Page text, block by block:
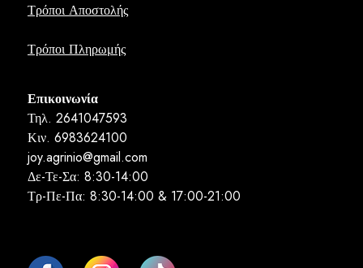
Τρόποι Αποστολής
Τρόποι Πληρωμής
Επικοινωνία
Τηλ. 2641047593
Κιν. 6983624100
joy.agrinio@gmail.com
Δε-Τε-Σα: 8:30-14:00
Τρ-Πε-Πα: 8:30-14:00 & 17:00-21:00